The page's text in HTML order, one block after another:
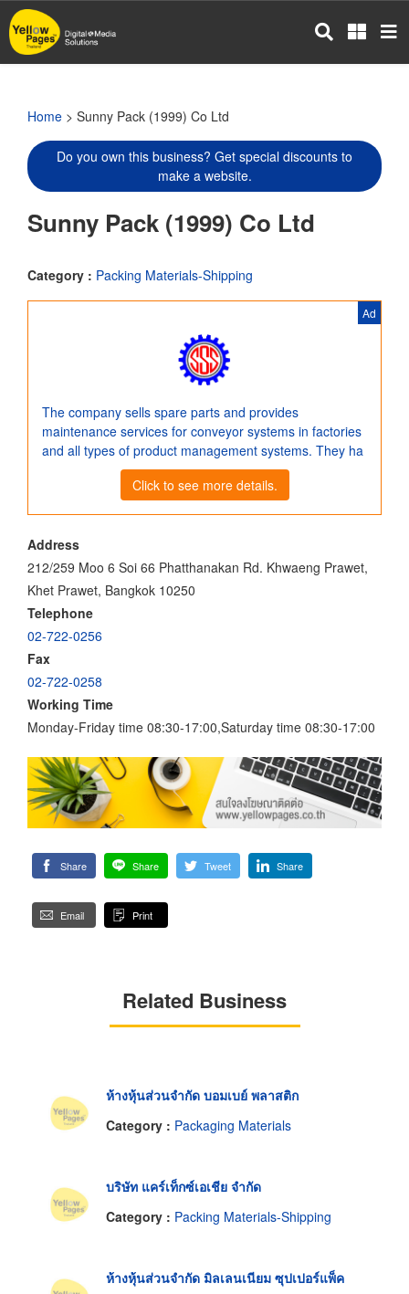
Skip
to
main
Home > Sunny Pack (1999) Co Ltd
Do you own this business? Get special discounts to
make a website.
Sunny Pack (1999) Co Ltd
Category : Packing Materials-Shipping
Ad
The company sells spare parts and provides
maintenance services for conveyor systems in factories
and all types of product management systems. They ha
Click to see more details.
Address
212/259 Moo 6 Soi 66 Phatthanakan Rd. Khwaeng Prawet,
Khet Prawet, Bangkok 10250
Telephone
02-722-0256
Fax
02-722-0258
Working Time
Monday-Friday time 08:30-17:00,Saturday time 08:30-17:00
Share Share Tweet Share
Email Print
Related Business
ห้างหุ้นส่วนจำกัด บอมเบย์ พลาสติก
Category : Packaging Materials
บริษัท แคร์เท็กซ์เอเชีย จำกัด
Category : Packing Materials-Shipping
ห้างหุ้นส่วนจำกัด มิลเลนเนียม ซุปเปอร์แพ็ค